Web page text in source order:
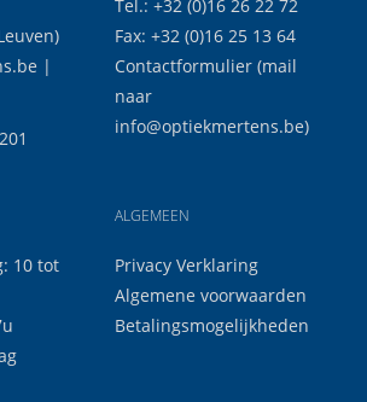
|
10 tot
Tel.: +32 (0)16 26 22 72
Fax: +32 (0)16 25 13 64
Contactformulier (mail
naar
info@optiekmertens.be)
ALGEMEEN
Privacy Verklaring
Algemene voorwaarden
Betalingsmogelijkheden